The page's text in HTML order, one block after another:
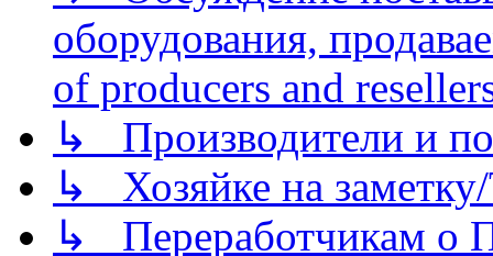
оборудования,
of producers and
↳ Производители и
↳ Хозяйке на
↳ Переработчикам о